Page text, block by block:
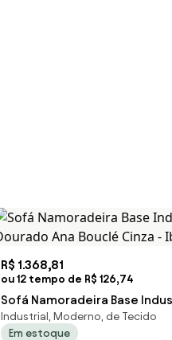
R$ 1.368,81
ou 12 tempo de R$ 126,74
Sofá Namoradeira Base
Dourado Ana Bouclé Cinza -
Industrial, Moderno, de Tecido
Em estoque